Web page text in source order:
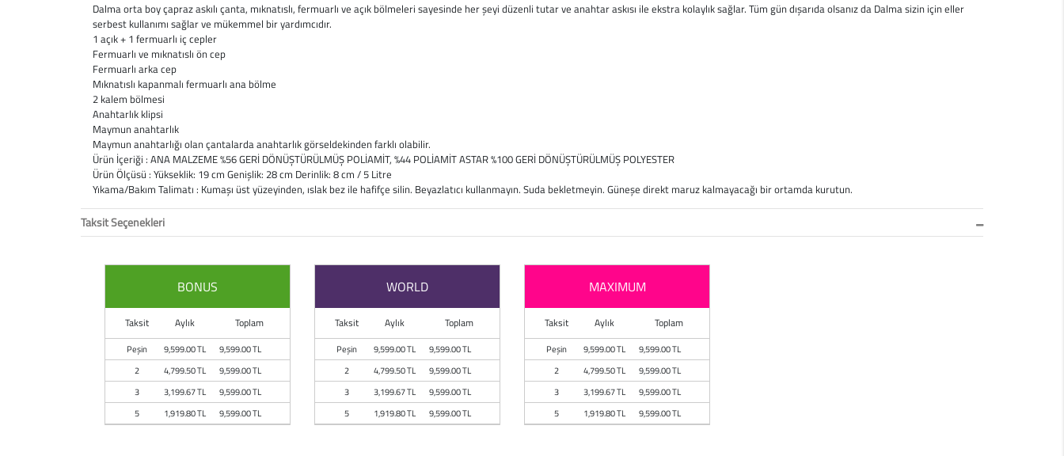
Dalma orta boy çapraz askılı çanta, mıknatıslı, fermuarlı ve açık bölmeleri sayesinde her şeyi düzenli tutar ve anahtar askısı ile ekstra kolaylık sağlar. Tüm gün dışarıda olsanız da Dalma sizin için eller
serbest kullanımı sağlar ve mükemmel bir yardımcıdır.
1 açık + 1 fermuarlı iç cepler
Fermuarlı ve mıknatıslı ön cep
Fermuarlı arka cep
Mıknatıslı kapanmalı fermuarlı ana bölme
2 kalem bölmesi
Anahtarlık klipsi
Maymun anahtarlık
Maymun anahtarlığı olan çantalarda anahtarlık görseldekinden farklı olabilir.
Ürün İçeriği : ANA MALZEME %56 GERİ DÖNÜŞTÜRÜLMÜŞ POLİAMİT, %44 POLİAMİT ASTAR %100 GERİ DÖNÜŞTÜRÜLMÜŞ POLYESTER
Ürün Ölçüsü : Yükseklik: 19 cm Genişlik: 28 cm Derinlik: 8 cm / 5 Litre
Yıkama/Bakım Talimatı : Kumaşı üst yüzeyinden, ıslak bez ile hafifçe silin. Beyazlatıcı kullanmayın. Suda bekletmeyin. Güneşe direkt maruz kalmayacağı bir ortamda kurutun.
Taksit Seçenekleri
BONUS
Taksit Aylık Toplam
Peşin 9,599.00 TL
9,599.00 TL
2
4,799.50 TL
9,599.00 TL
3
3,199.67 TL
9,599.00 TL
5
1,919.80 TL 9,599.00 TL
WORLD
Taksit Aylık Toplam
Peşin 9,599.00 TL
9,599.00 TL
2
4,799.50 TL
9,599.00 TL
3
3,199.67 TL
9,599.00 TL
5
1,919.80 TL 9,599.00 TL
MAXIMUM
Taksit Aylık Toplam
Peşin 9,599.00 TL
9,599.00 TL
2
4,799.50 TL
9,599.00 TL
3
3,199.67 TL
9,599.00 TL
5
1,919.80 TL 9,599.00 TL